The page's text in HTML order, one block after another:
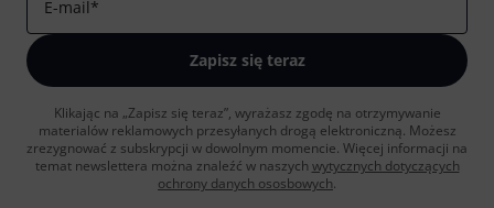
E-mail*
Zapisz się teraz
Klikając na „Zapisz się teraz”, wyrażasz zgodę na otrzymywanie
materialów reklamowych przesyłanych drogą elektroniczną. Możesz
zrezygnować z subskrypcji w dowolnym momencie. Więcej informacji na
temat newslettera można znaleźć w naszych wytycznych dotyczących
ochrony danych ososbowych.